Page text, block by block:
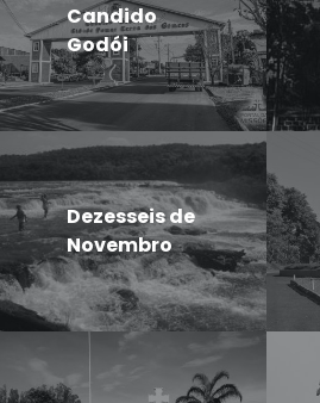
Candido
Godói
Dezesseis de
Novembro